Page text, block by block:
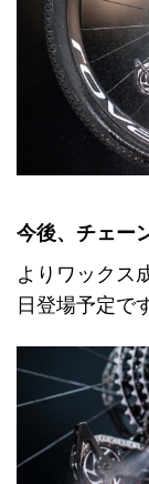
今後、チェー
よりワックス
日登場予定で